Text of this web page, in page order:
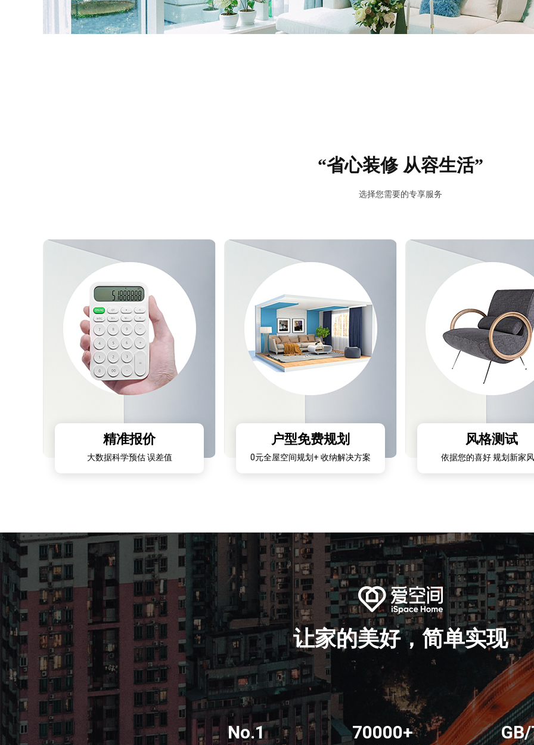
“省心装修 从容生活”
选择您需要的专享服务
精准报价
大数据科学预估 误差值
户型免费规划
0元全屋空间规划+ 收纳解决方案
风格测试
依据您的喜好 规划新家
让家的美好，简单实现
No.1 70000+
测试我家风格 预估我家工期
预估装修报价 1v1咨询设计师